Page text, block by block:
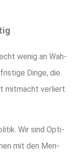
wenig an Wah­
Din­ge, die
mit­macht ver­liert
Wir sind Opti­
mit den Men­